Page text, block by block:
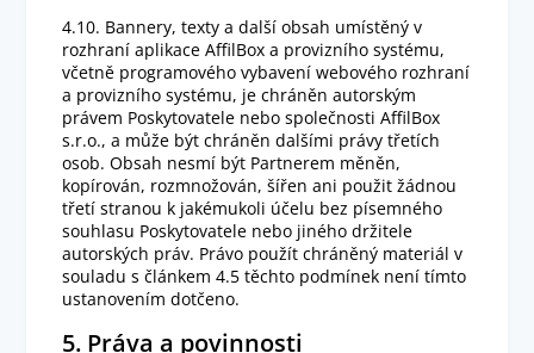
4.10. Bannery, texty a další obsah umístěný v
rozhraní aplikace AffilBox a provizního systému,
včetně programového vybavení webového rozhraní
a provizního systému, je chráněn autorským
právem Poskytovatele nebo společnosti AffilBox
s.r.o., a může být chráněn dalšími právy třetích
osob. Obsah nesmí být Partnerem měněn,
kopírován, rozmnožován, šířen ani použit žádnou
třetí stranou k jakémukoli účelu bez písemného
souhlasu Poskytovatele nebo jiného držitele
autorských práv. Právo použít chráněný materiál v
souladu s článkem 4.5 těchto podmínek není tímto
ustanovením dotčeno.
5. Práva a povinnosti